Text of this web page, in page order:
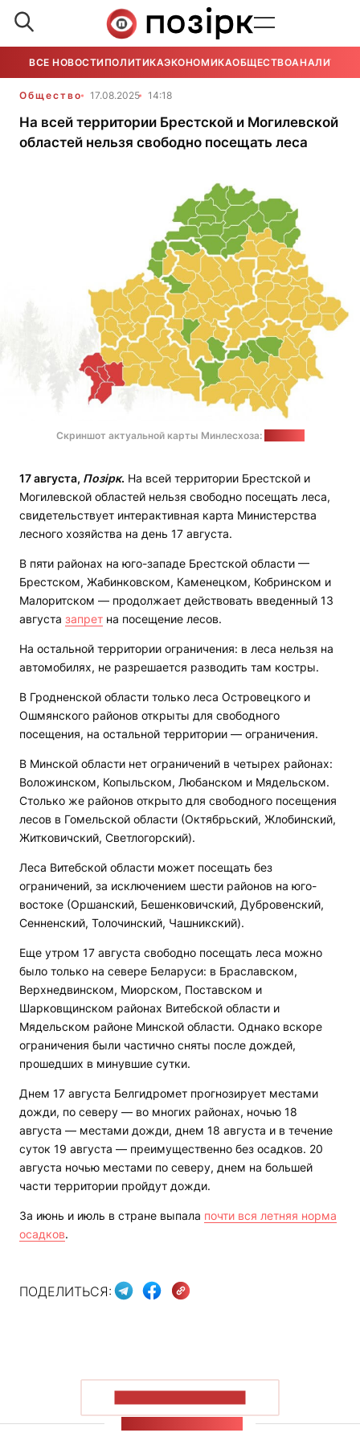
ВСЕ НОВОСТИ ПОЛИТИКАЭКОНОМИКАОБЩЕСТВОАНАЛИТИКА
Общество 17.08.2025 14:18
На всей территории Брестской и Могилевской
областей нельзя свободно посещать леса
Скриншот актуальной карты Минлесхоза:
17 августа, Позірк. На всей территории Брестской и
Могилевской областей нельзя свободно посещать леса,
свидетельствует интерактивная карта Министерства
лесного хозяйства на день 17 августа.
В пяти районах на юго-западе Брестской области —
Брестском, Жабинковском, Каменецком, Кобринском и
Малоритском — продолжает действовать введенный 13
августа запрет на посещение лесов.
На остальной территории ограничения: в леса нельзя на
автомобилях, не разрешается разводить там костры.
В Гродненской области только леса Островецкого и
Ошмянского районов открыты для свободного
посещения, на остальной территории — ограничения.
В Минской области нет ограничений в четырех районах:
Воложинском, Копыльском, Любанском и Мядельском.
Столько же районов открыто для свободного посещения
лесов в Гомельской области (Октябрьский, Жлобинский,
Житковичский, Светлогорский).
Леса Витебской области может посещать без
ограничений, за исключением шести районов на юго-
востоке (Оршанский, Бешенковичский, Дубровенский,
Сенненский, Толочинский, Чашникский).
Еще утром 17 августа свободно посещать леса можно
было только на севере Беларуси: в Браславском,
Верхнедвинском, Миорском, Поставском и
Шарковщинском районах Витебской области и
Мядельском районе Минской области. Однако вскоре
ограничения были частично сняты после дождей,
прошедших в минувшие сутки.
Днем 17 августа Белгидромет прогнозирует местами
дожди, по северу — во многих районах, ночью 18
августа — местами дожди, днем 18 августа и в течение
суток 19 августа — преимущественно без осадков. 20
августа ночью местами по северу, днем на большей
части территории пройдут дожди.
За июнь и июль в стране выпала почти вся летняя норма
осадков.
ПОДЕЛИТЬСЯ: